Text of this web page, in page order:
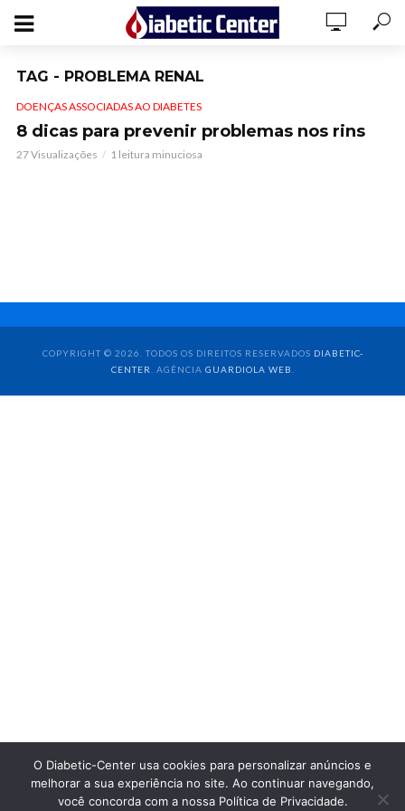
TAG - PROBLEMA RENAL
DOENÇAS ASSOCIADAS AO DIABETES
8 dicas para prevenir problemas nos rins
27 Visualizações 1 leitura minuciosa
COPYRIGHT © 2026. TODOS OS DIREITOS RESERVADOS DIABETIC-
CENTER
. AGÊNCIA GUARDIOLA WEB
O Diabetic-Center usa cookies para personalizar anúncios e
melhorar a sua experiência no site. Ao continuar navegando,
você concorda com a nossa Política de Privacidade.